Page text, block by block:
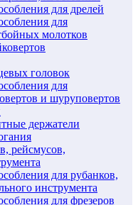
для дрелей
для
молотков
головок
для
и шуруповертов
держатели
рейсмусов,
для рубанков,
инструмента
для фрезеров